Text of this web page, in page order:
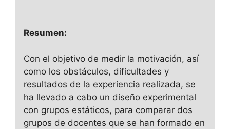
Resumen:
Con el objetivo de medir la motivación, así
como los obstáculos, dificultades y
resultados de la experiencia realizada, se
ha llevado a cabo un diseño experimental
con grupos estáticos, para comparar dos
grupos de docentes que se han formado en